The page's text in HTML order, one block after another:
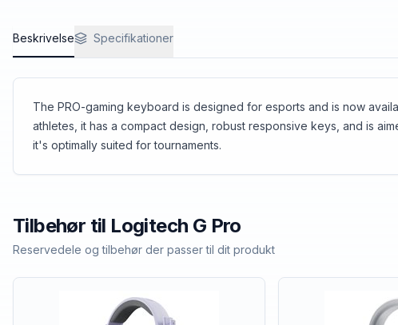
Beskrivelse Specifikationer
The PRO-gaming keyboard is designed for esports and is now
athletes, it has a compact design, robust responsive keys, and is
it's optimally suited for tournaments.
Tilbehør til Logitech G Pro
Reservedele og tilbehør der passer til dit produkt